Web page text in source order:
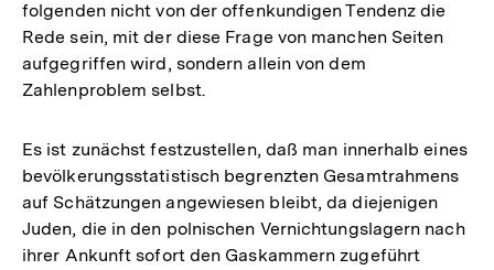
folgenden nicht von der offenkundigen Tendenz die
Rede sein, mit der diese Frage von manchen Seiten
aufgegriffen wird, sondern allein von dem
Zahlenproblem selbst.
Es ist zunächst festzustellen, daß man innerhalb eines
bevölkerungsstatistisch begrenzten Gesamtrahmens
auf Schätzungen angewiesen bleibt, da diejenigen
Juden, die in den polnischen Vernichtungslagern nach
ihrer Ankunft sofort den Gaskammern zugeführt